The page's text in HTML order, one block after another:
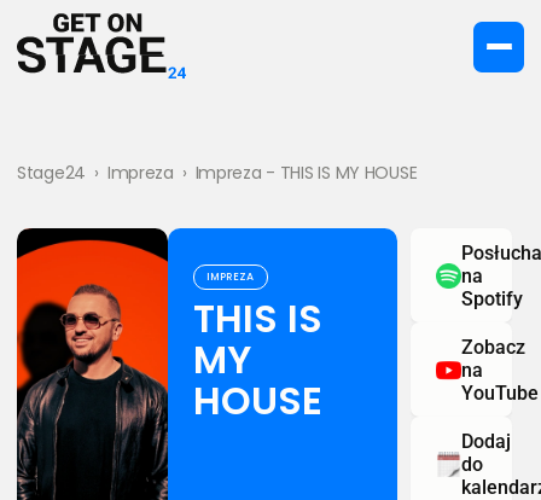
Stage24 › Impreza › Impreza - THIS IS MY HOUSE
IMPREZA
THIS IS
MY
HOUSE
na
Spotify
Zobacz
na
YouTube
Dodaj
do